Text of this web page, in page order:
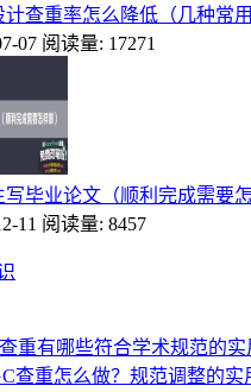
计查重率怎么降低（几种常用
07 阅读量: 17271
写毕业论文（顺利完成需要怎
11 阅读量: 8457
重有哪些符合学术规范的实
查重怎么做？规范调整的实